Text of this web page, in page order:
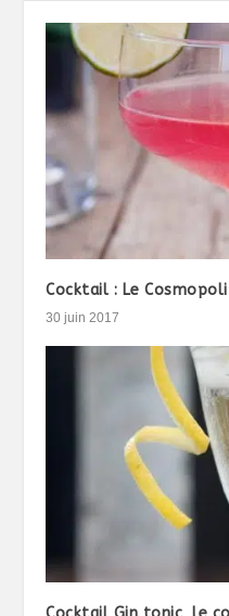
Cocktail : Le
30 juin 2017